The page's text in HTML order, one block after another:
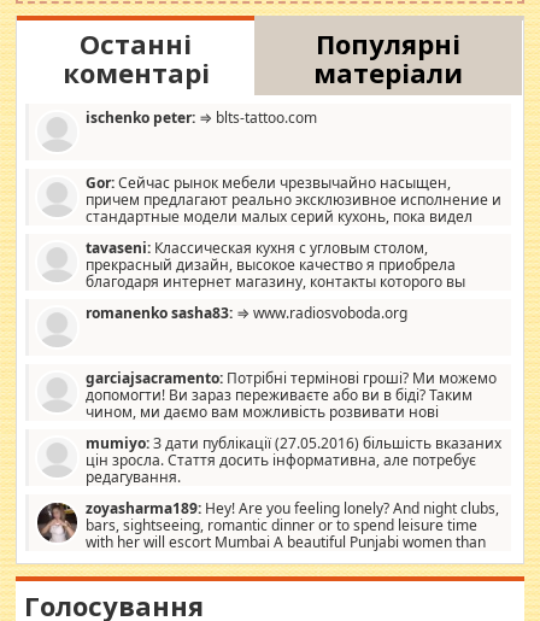
Останні
коментарі
Популярні
матеріали
ischenko peter: ⇒ blts-tattoo.com
Gor:Сейчас рынок мебели чрезвычайно насыщен,
причем предлагают реально эксклюзивное исполнение и
стандартные модели малых серий кухонь, пока видел
стандартные формы, в MebelOk, креативненько и что главное -
со вкусом все в порядке, без ненужных наворотов удорожающих
мебель, а это не последний фактор.
tavaseni: Классическая кухня с угловым столом,
прекрасный дизайн, высокое качество я приобрела
благодаря интернет магазину, контакты которого вы
romanenko sasha83: ⇒ www.radiosvoboda.org
garciajsacramento: Потрібні термінові гроші? Ми можемо
допомогти! Ви зараз переживаєте або ви в біді? Таким
чином, ми даємо вам можливість розвивати нові
допомагати людям, які намагаються дати їм шанс. Кожен
заслуговує на другий шанс, і, оскільки влада не зможе, вони
повинні приймати від інших. Для нас нема багато суми, і зрілість
витрат, а тільки узгоджених сум і нічого іншого. Не чекайте і не
коментуйте цей пост. Введіть суму, яку ви хочете подати, і ми
зв'яжемося з вами з усіма варіантами. зв'яжіться з нами
сьогодні на garciajsacramento@gmail.com Вам потрібні термінові
гроші? Ми можемо допомогти!
mumiyo:З дати публікації (27.05.2016) більшість вказаних
цін зросла. Стаття досить інформативна, але потребує
редагування.
zoyasharma189: Hey! Are you feeling lonely? And night clubs,
bars, sightseeing, romantic dinner or to spend leisure time
with her will escort Mumbai A beautiful Punjabi women than
sexy escort companion in arms that you guys feel like 5 star luxury
hotel had to spend the night in their search for loved solitaire free
woman "Love Solitaire" beautiful figure and shapely body shapes.
Голосування